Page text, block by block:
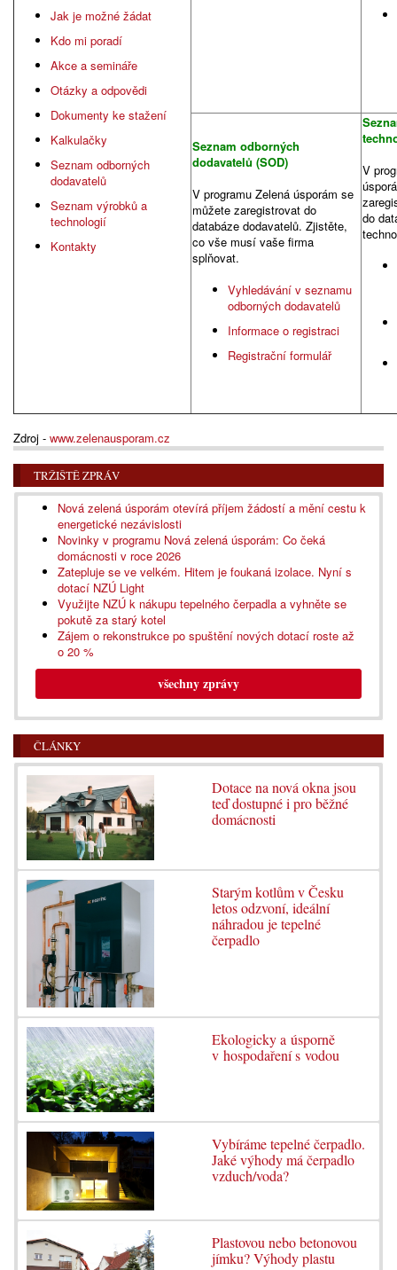
Jak je možné žádat
Kdo mi poradí
Akce a semináře
Otázky a odpovědi
Dokumenty ke stažení
Kalkulačky
Seznam odborných
dodavatelů
Seznam výrobků a
technologií
Kontakty
Seznam odborných
dodavatelů (SOD)
V programu Zelená úsporám se
můžete zaregistrovat do
databáze dodavatelů. Zjistěte,
co vše musí vaše firma
splňovat.
Vyhledávání v seznamu
odborných dodavatelů
Informace o registraci
Registrační formulář
V
do
Zdroj - www.zelenausporam.cz
TRŽIŠTĚ ZPRÁV
Nová zelená úsporám otevírá příjem žádostí a mění cestu k
energetické nezávislosti
Novinky v programu Nová zelená úsporám: Co čeká
domácnosti v roce 2026
Zatepluje se ve velkém. Hitem je foukaná izolace. Nyní s
dotací NZÚ Light
Využijte NZÚ k nákupu tepelného čerpadla a vyhněte se
pokutě za starý kotel
Zájem o rekonstrukce po spuštění nových dotací roste až
o 20 %
všechny zprávy
ČLÁNKY
Dotace na nová okna jsou
teď dostupné i pro běžné
domácnosti
Starým kotlům v Česku
letos odzvoní, ideální
náhradou je tepelné
čerpadlo
Ekologicky a úsporně
v hospodaření s vodou
Vybíráme tepelné čerpadlo.
Jaké výhody má čerpadlo
vzduch/voda?
Plastovou nebo betonovou
jímku? Výhody plastu